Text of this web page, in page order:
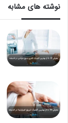
نوشته های مشابه